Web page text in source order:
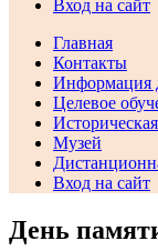
Вход на сайт
Главная
Контакты
Информация
Целевое
Музей
Вход на сайт
День